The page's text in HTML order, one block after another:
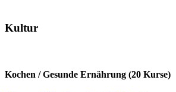
Kultur
Kochen / Gesunde Ernährung (20 Kurse)